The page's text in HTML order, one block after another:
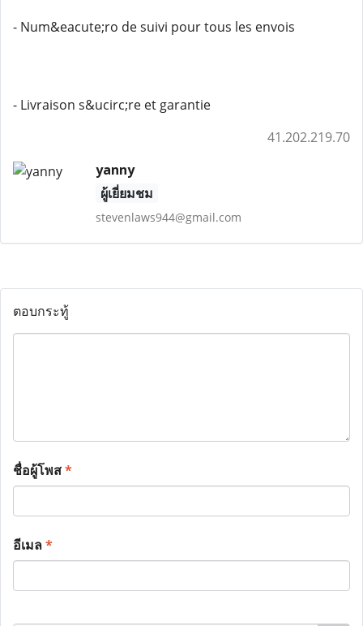
- Num&eacute;ro de suivi pour tous les envois
- Livraison s&ucirc;re et garantie
41.202.219.70
yanny
ผู้เยี่ยมชม
stevenlaws944@gmail.com
ตอบกระทู้
ชื่อผู้โพส*
อีเมล*